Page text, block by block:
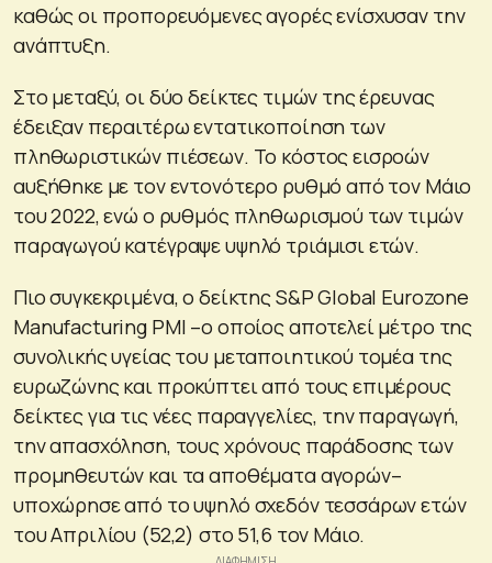
καθώς οι προπορευόμενες αγορές ενίσχυσαν την
ανάπτυξη.
Στο μεταξύ, οι δύο δείκτες τιμών της έρευνας
έδειξαν περαιτέρω εντατικοποίηση των
πληθωριστικών πιέσεων. Το κόστος εισροών
αυξήθηκε με τον εντονότερο ρυθμό από τον Μάιο
του 2022, ενώ ο ρυθμός πληθωρισμού των τιμών
παραγωγού κατέγραψε υψηλό τριάμισι ετών.
Πιο συγκεκριμένα, ο δείκτης S&P Global Eurozone
Manufacturing PMI –ο οποίος αποτελεί μέτρο της
συνολικής υγείας του μεταποιητικού τομέα της
ευρωζώνης και προκύπτει από τους επιμέρους
δείκτες για τις νέες παραγγελίες, την παραγωγή,
την απασχόληση, τους χρόνους παράδοσης των
προμηθευτών και τα αποθέματα αγορών–
υποχώρησε από το υψηλό σχεδόν τεσσάρων ετών
του Απριλίου (52,2) στο 51,6 τον Μάιο.